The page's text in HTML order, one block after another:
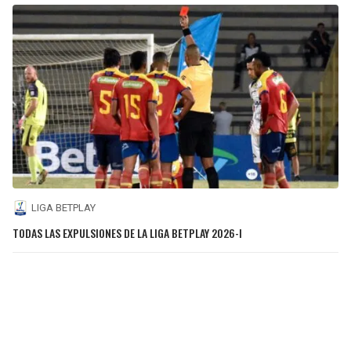
LIGA BETPLAY
TODAS LAS EXPULSIONES DE LA LIGA BETPLAY 2026-I